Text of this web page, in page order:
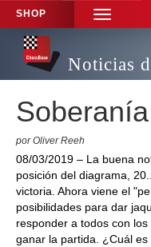
SHOP
TOGGLE
Noticias
Soberanía
por Oliver Reeh
08/03/2019 – La buena
posición del diagrama,
victoria. Ahora viene el
posibilidades para dar
responder a todos con
ganar la partida. ¿Cuál es